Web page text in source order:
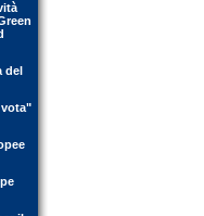
del
vota"